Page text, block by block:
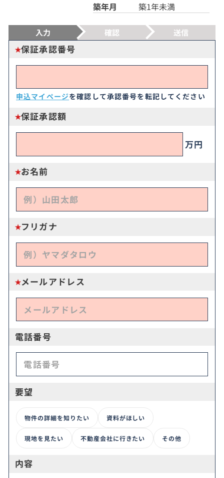
築年月 築1年未満
入力 確認 送信
保証承認番号
申込マイページを確認して承認番号を転記してください
保証承認額
万円
お名前
フリガナ
メールアドレス
電話番号
要望
物件の詳細を知りたい 資料がほしい
現地を見たい 不動産会社に行きたい その他
内容